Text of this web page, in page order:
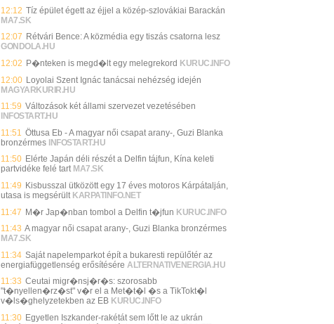
12:12 Tíz épület égett az éjjel a közép-szlovákiai Barackán
MA7.SK
12:07 Rétvári Bence: A közmédia egy tiszás csatorna lesz
GONDOLA.HU
12:02 P�nteken is megd�lt egy melegrekord KURUC.INFO
12:00 Loyolai Szent Ignác tanácsai nehézség idején
MAGYARKURIR.HU
11:59 Változások két állami szervezet vezetésében
INFOSTART.HU
11:51 Öttusa Eb - A magyar női csapat arany-, Guzi Blanka
bronzérmes INFOSTART.HU
11:50 Elérte Japán déli részét a Delfin tájfun, Kína keleti
partvidéke felé tart MA7.SK
11:49 Kisbusszal ütközött egy 17 éves motoros Kárpátalján,
utasa is megsérült KARPATINFO.NET
11:47 M�r Jap�nban tombol a Delfin t�jfun KURUC.INFO
11:43 A magyar női csapat arany-, Guzi Blanka bronzérmes
MA7.SK
11:34 Saját napelemparkot épít a bukaresti repülőtér az
energiafüggetlenség erősítésére ALTERNATIVENERGIA.HU
11:33 Ceutai migr�nsj�r�s: szorosabb
"t�nyellen�rz�st" v�r el a Met�t�l �s a TikTokt�l
v�ls�ghelyzetekben az EB KURUC.INFO
11:30 Egyetlen Iszkander-rakétát sem lőtt le az ukrán